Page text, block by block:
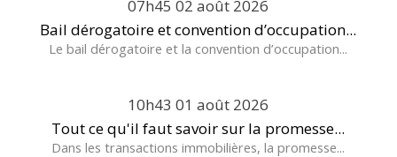
07h45 02 août 2026
Bail dérogatoire et convention d’occupation...
Le bail dérogatoire et la convention d’occupation...
10h43 01 août 2026
Tout ce qu'il faut savoir sur la promesse...
Dans les transactions immobilières, la promesse...